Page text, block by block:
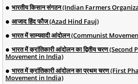
भारतीय किसान संगठन (Indian Farmers
आजाद हिंद फौज (Azad Hind Fauj)
भारत में साम्यवादी आंदोलन (Communist
भारत में क्रांतिकारी आंदोलन का द्वितीय चरण
Movement in India)
भारत में क्रांतिकारी आंदोलन का प्रथम चरण (First
Movement in India)